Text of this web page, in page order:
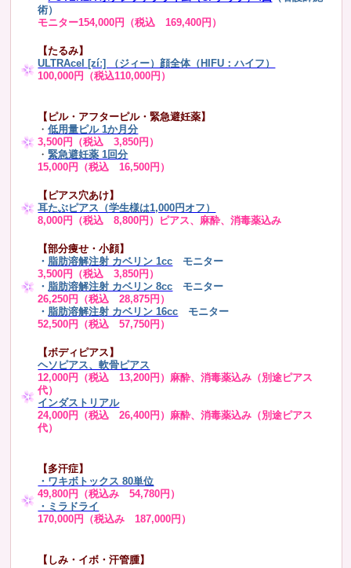
術）
モニター154,000円（税込 169,400円）
【たるみ】
ULTRAcel [zíː] （ジィー）顔全体（HIFU：ハイフ）
100,000円（税込110,000円）
【ピル・アフターピル・緊急避妊薬】
・低用量ピル 1か月分
3,500円（税込 3,850円）
・緊急避妊薬 1回分
15,000円（税込 16,500円）
【ピアス穴あけ】
耳たぶピアス（学生様は1,000円オフ）
8,000円（税込 8,800円）ピアス、麻酔、消毒薬込み
【部分痩せ・小顔】
・ 脂肪溶解注射 カベリン 1cc モニター
3,500円（税込 3,850円）
・ 脂肪溶解注射 カベリン 8cc モニター
26,250円（税込 28,875円）
・ 脂肪溶解注射 カベリン 16cc
モニター
52,500円（税込 57,750円）
【ボディピアス】
ヘソピアス、軟骨ピアス
12,000円（税込 13,200円）麻酔、消毒薬込み（別途ピアス
代）
インダストリアル
24,000円（税込 26,400円）麻酔、消毒薬込み（別途ピアス
代）
【多汗症】
・ ワキボトックス 80単位
49,800円（税込み 54,780円）
・ミラドライ
170,000円（税込み 187,000円）
【しみ・イボ・汗管腫】